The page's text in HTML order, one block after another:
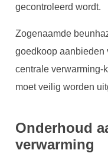
gecontroleerd wordt.
Zogenaamde
goedkoop aanbieden
centrale verwarming-
moet veilig worden
Onderhoud
verwarming